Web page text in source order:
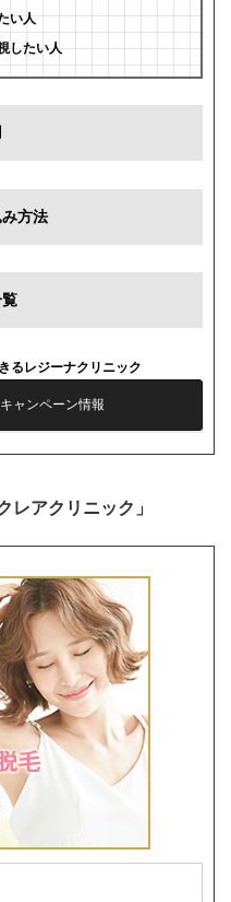
い人
したい人
で無料
方法
るレジーナクリニック
ャンペーン情報
レアクリニック」